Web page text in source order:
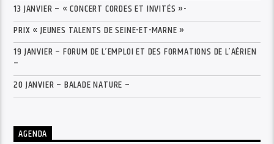
13 JANVIER – « CONCERT CORDES ET INVITÉS »-
PRIX « JEUNES TALENTS DE SEINE-ET-MARNE »
19 JANVIER – FORUM DE L’EMPLOI ET DES FORMATIONS DE L’AÉRIEN
–
20 JANVIER – BALADE NATURE –
AGENDA